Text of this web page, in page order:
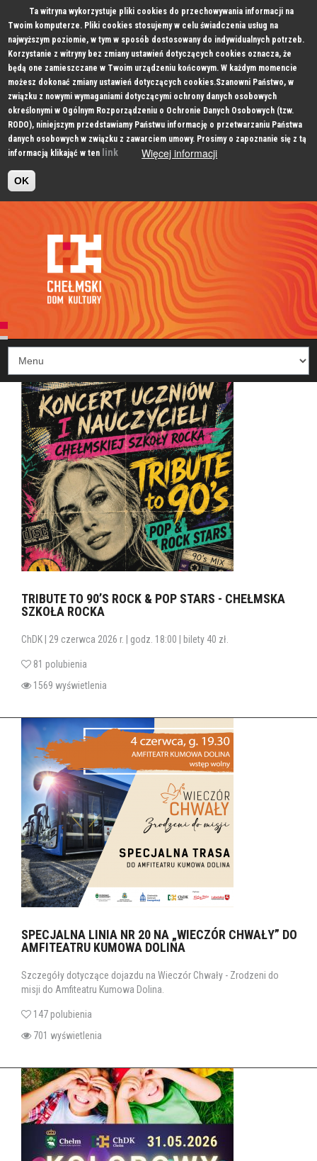
Ta witryna wykorzystuje pliki cookies do przechowywania informacji na
Twoim komputerze. Pliki cookies stosujemy w celu świadczenia usług na
najwyższym poziomie, w tym w sposób dostosowany do indywidualnych potrzeb.
Korzystanie z witryny bez zmiany ustawień dotyczących cookies oznacza, że
będą one zamieszczane w Twoim urządzeniu końcowym. W każdym momencie
możesz dokonać zmiany ustawień dotyczących cookies.Szanowni Państwo, w
związku z nowymi wymaganiami dotyczącymi ochrony danych osobowych
określonymi w Ogólnym Rozporządzeniu o Ochronie Danych Osobowych (tzw.
RODO), niniejszym przedstawiamy Państwu informację o przetwarzaniu Państwa
danych osobowych w związku z zawarciem umowy. Prosimy o zapoznanie się z tą
informacją klikająć w ten link Więcej informacji
OK
TRIBUTE TO 90’S ROCK & POP STARS - CHEŁMSKA
SZKOŁA ROCKA
ChDK | 29 czerwca 2026 r. | godz. 18:00 | bilety 40 zł.
81 polubienia
1569 wyświetlenia
SPECJALNA LINIA NR 20 NA „WIECZÓR CHWAŁY” DO
AMFITEATRU KUMOWA DOLINA
Szczegóły dotyczące dojazdu na Wieczór Chwały - Zrodzeni do
misji do Amfiteatru Kumowa Dolina.
147 polubienia
701 wyświetlenia